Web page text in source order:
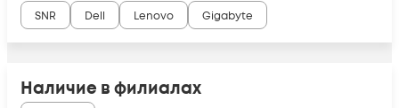
SNR Dell Lenovo Gigabyte
Наличие в филиалах